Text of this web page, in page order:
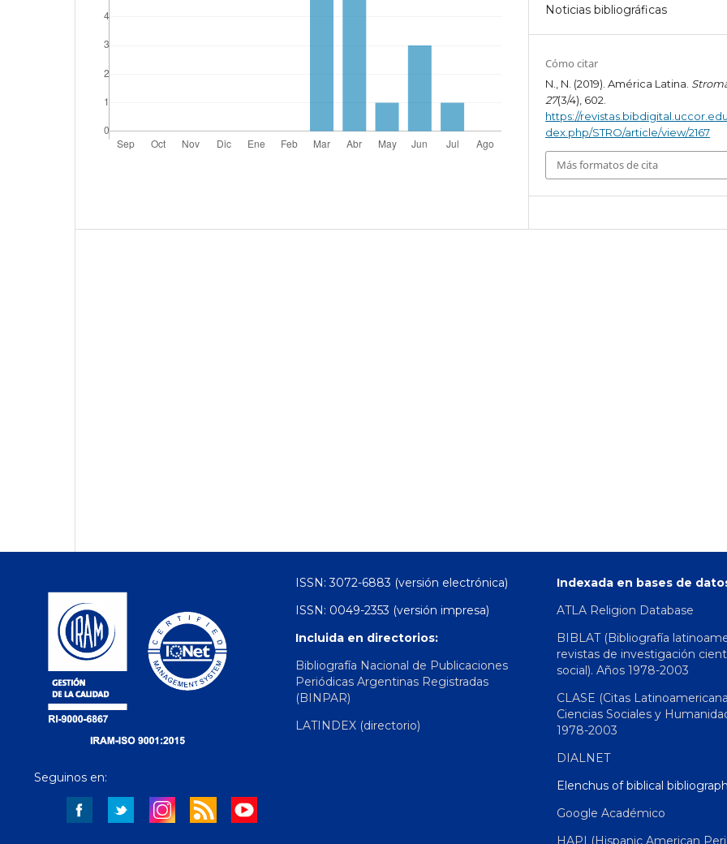
Noticias bibliográficas
Cómo citar
N., N. (2019). América Latina.
27(3/4), 602.
https://
dex.php/STRO/article/view/2167
Más formatos de cita
Seguinos en:
ISSN: 3072-6883 (versión electrónica)
ISSN: 0049-2353 (versión impresa)
Incluida en directorios:
Bibliografía Nacional de Publicaciones
Periódicas Argentinas Registradas
(BINPAR)
LATINDEX (directorio)
Indexada en bases de
ATLA Religion Database
BIBLAT (Bibliografía
revistas de investigación
social). Años 1978-2003
CLASE (Citas
Ciencias Sociales y
1978-2003
DIALNET
Elenchus of biblical
Google Académico
HAPI (Hispanic American